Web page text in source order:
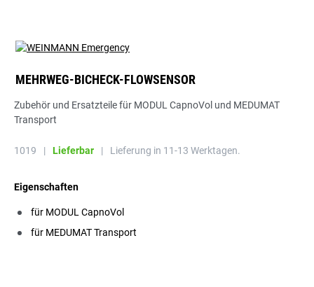
MEHRWEG-BICHECK-FLOWSENSOR
Zubehör und Ersatzteile für MODUL CapnoVol und MEDUMAT
Transport
1019 | Lieferbar | Lieferung in 11-13 Werktagen.
Eigenschaften
für MODUL CapnoVol
für MEDUMAT Transport